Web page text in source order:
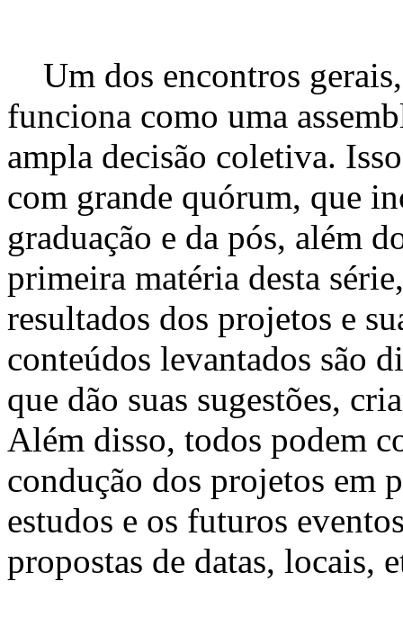
Um dos encontros
funciona como uma
ampla decisão coletiva.
com grande quórum, que
graduação e da pós, além
primeira matéria desta
resultados dos projetos e
conteúdos levantados são
que dão suas sugestões,
Além disso, todos podem
condução dos projetos em
estudos e os futuros
propostas de datas, locais,